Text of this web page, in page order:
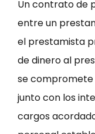
Un contrato de
entre un
el prestamista
de dinero al
se
junto con los
cargos